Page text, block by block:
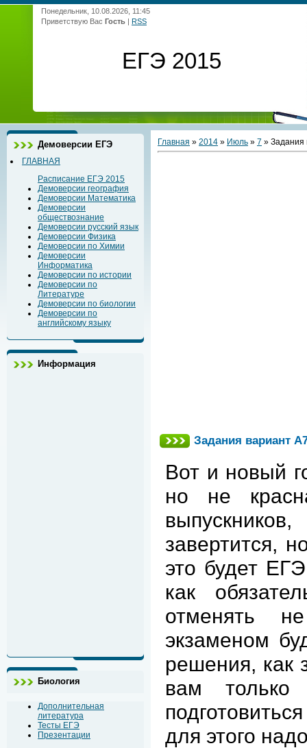
Понедельник, 10.08.2026, 11:45
Приветствую Вас Гость | RSS
ЕГЭ 2015
Демоверсии ЕГЭ
ГЛАВНАЯ
Расписание ЕГЭ 2015
Демоверсии география
Демоверсии Математика
Демоверсии
обществознание
Демоверсии русский язык
Демоверсии Физика
Демоверсии по Химии
Демоверсии
Информатика
Демоверсии по истории
Демоверсии по
Литературе
Демоверсии по биологии
Демоверсии по
английскому языку
Информация
Биология
Дополнительная
литература
Тесты ЕГЭ
Презентации
Главная » 2014 » Июль » 7 » Задания
Задания вариант
Вот и новый
но не
завертится,
это будет
как
отменять
экзаменом
решения, как
вам
для этого